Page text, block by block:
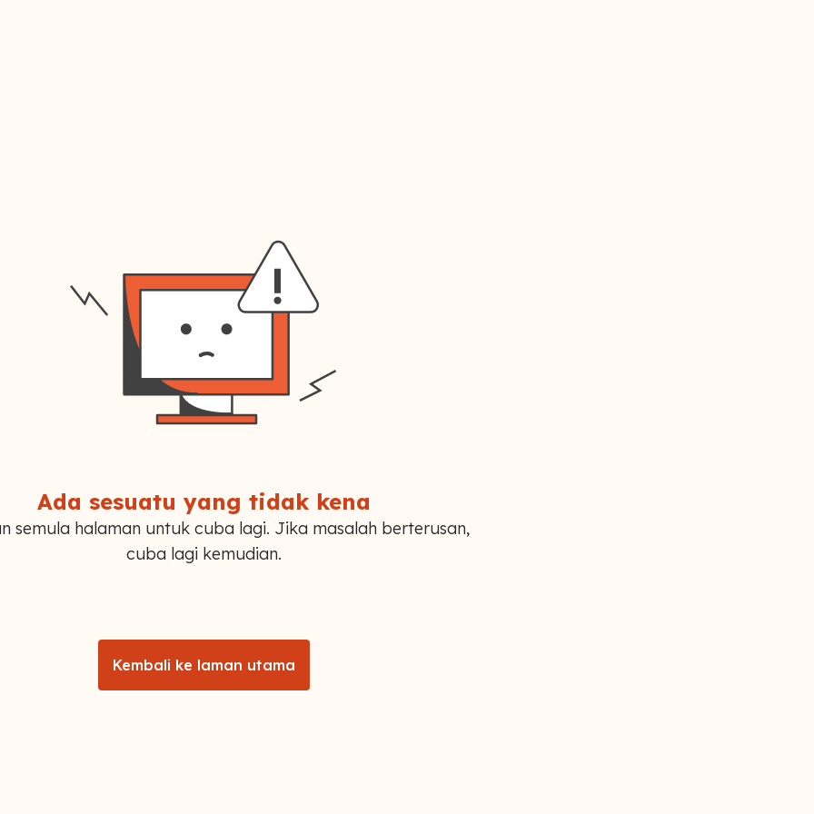
Ada sesuatu yang tidak kena
semula halaman untuk cuba lagi. Jika masalah berterusan,
cuba lagi kemudian.
Kembali ke laman utama